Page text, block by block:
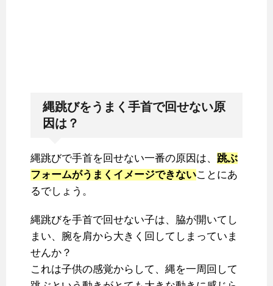
縄跳びをうまく手首で回せない原
因は？
縄跳びで手首を回せない一番の原因は、 跳ぶ
フォームがうまくイメージできないことにあ
るでしょう。
縄跳びを手首で回せない子は、脇が開いてし
まい、腕を肩から大きく回してしまっていま
せんか？
これは子供の感覚からして、縄を一周回して